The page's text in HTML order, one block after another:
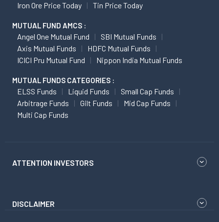
Iron Ore Price Today
Tin Price Today
MUTUAL FUND AMCS :
Angel One Mutual Fund
SBI Mutual Funds
Axis Mutual Funds
HDFC Mutual Funds
ICICI Pru Mutual Fund
Nippon India Mutual Funds
MUTUAL FUNDS CATEGORIES :
ELSS Funds Liquid Funds
Small Cap Funds
Arbitrage Funds
Gilt Funds
Mid Cap Funds
Multi Cap Funds
ATTENTION INVESTORS
DISCLAIMER